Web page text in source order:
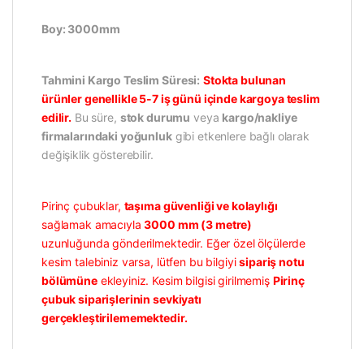
Boy: 3000mm
Tahmini Kargo Teslim Süresi: Stokta bulunan
ürünler genellikle 5-7 iş günü içinde kargoya teslim
edilir. Bu süre, stok durumu veya kargo/nakliye
firmalarındaki yoğunlukgibi etkenlere bağlı olarak
değişiklik gösterebilir.
Pirinç çubuklar, taşıma güvenliği ve kolaylığı
sağlamak amacıyla3000 mm (3 metre)
uzunluğunda gönderilmektedir. Eğer özel ölçülerde
kesim talebiniz varsa, lütfen bu bilgiyisipariş notu
bölümüneekleyiniz. Kesim bilgisi girilmemiş Pirinç
çubuk siparişlerinin sevkiyatı
gerçekleştirilememektedir.